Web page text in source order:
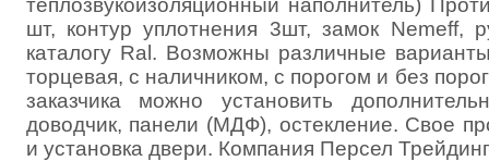
теплозвукоизоляционный наполнитель)
шт, контур уплотнения 3шт, замок Nemeff,
каталогу Ral. Возможны различные
торцевая, с наличником, с порогом и без
заказчика можно установить
доводчик, панели (МДФ), остекление. Свое
и установка двери. Компания Персел